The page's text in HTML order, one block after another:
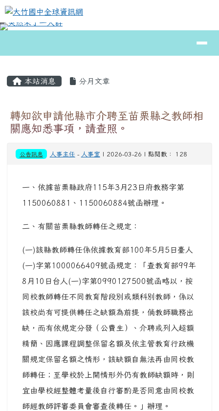
跳至主內容區
大竹國中全球資訊網
⏸
本站消息 分月文章
轉知欲申請他縣市介聘至苗栗縣之教師相
關應知悉事項，請查照。
公告訊息 人事主任 - 人事室 | 2026-03-26 | 點閱數： 128
一、依據苗栗縣政府115年3月23日府教務字第
1150060881、1150060884號函辦理。
二、有關苗栗縣教師轉任之規定：
(一)該縣教師轉任係依據教育部100年5月5日臺人
(一)字第1000066409號函規定：「查教育部99年
8月10日台人(一)字第0990127500號函略以，按
同校教師轉任不同教育階段別或類科別教師，係以
該校尚有可提供轉任之缺額為前提，倘教師職務出
缺，而有依規定分發（公費生）、介聘或列入超額
精簡、因應課程調整保留名額及依主管教育行政機
關規定保留名額之情形，該缺額自無法再由同校教
師轉任；至學校於上開情形外仍有教師缺額時，則
宜由學校經整體考量後自行審酌是否同意由同校教
師經教師評審委員會審查後轉任。」辦理。